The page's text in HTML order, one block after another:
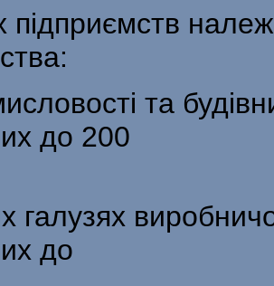
та
до 200
галузях
до